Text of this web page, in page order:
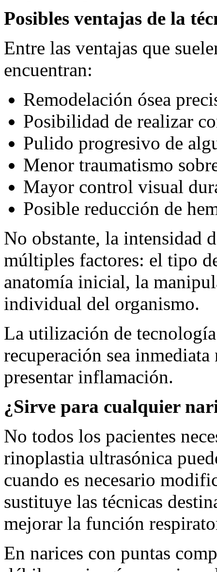
Posibles ventajas de la
Entre las ventajas que
encuentran:
Remodelación ósea
Posibilidad de realizar
Pulido progresivo de
Menor traumatismo
Mayor control visual
Posible reducción de
No obstante, la intensidad
múltiples factores: el tipo
anatomía inicial, la
individual del organismo.
La utilización de
recuperación sea
presentar inflamación.
¿Sirve para cualquier
No todos los pacientes
rinoplastia ultrasónica
cuando es necesario
sustituye las técnicas
mejorar la función
En narices con puntas